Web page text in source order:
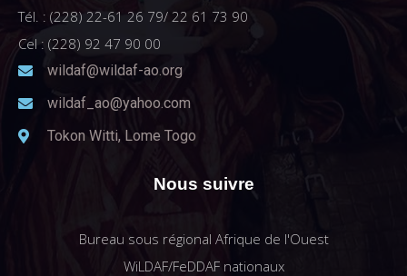
Tél. : (228) 22-61 26 79/ 22 61 73 90
Cel : (228) 92 47 90 00
wildaf@wildaf-ao.org
wildaf_ao@yahoo.com
Tokon Witti, Lome Togo
Nous suivre
Bureau sous régional Afrique de l'Ouest
WiLDAF/FeDDAF nationaux